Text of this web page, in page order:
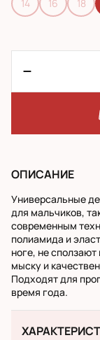
14 16 18
ОПИСАНИЕ
Универсальные
для мальчиков,
современным
полиамида и
ноге, не
мыску и
Подходят для
время года.